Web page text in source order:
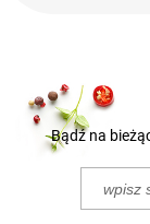
Bądź na